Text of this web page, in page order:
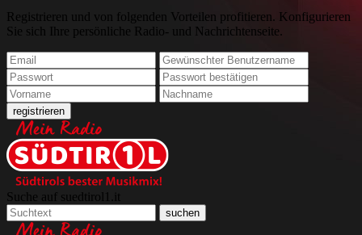
Registrieren und von folgenden Vorteilen profitieren. Konfigurieren
Sie sich Ihre persönliche Radio- und Nachrichtenseite.
Suche auf suedtirol1.it